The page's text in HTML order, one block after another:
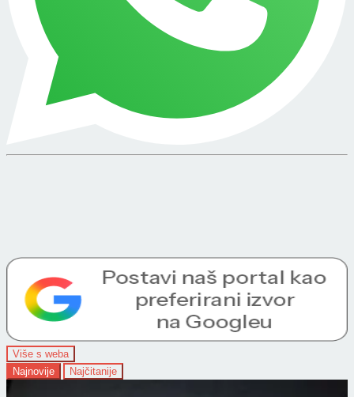
Više s weba
Najnovije
Najčitanije